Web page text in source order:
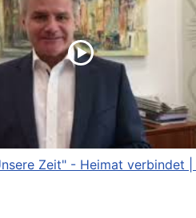
Zeit" - Heimat verbindet |